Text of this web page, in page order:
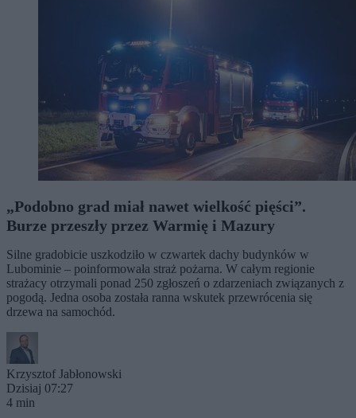
„Podobno grad miał nawet wielkość pięści”.
Burze przeszły przez Warmię i Mazury
Silne gradobicie uszkodziło w czwartek dachy budynków w
Lubominie – poinformowała straż pożarna. W całym regionie
strażacy otrzymali ponad 250 zgłoszeń o zdarzeniach związanych z
pogodą. Jedna osoba została ranna wskutek przewrócenia się
drzewa na samochód.
Krzysztof Jabłonowski
Dzisiaj 07:27
4 min